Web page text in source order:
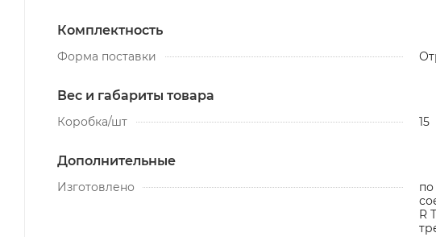
Комплектность
Форма поставки
Вес и габариты товара
Коробка/шт 15
Дополнительные
Изготовлено
по
R